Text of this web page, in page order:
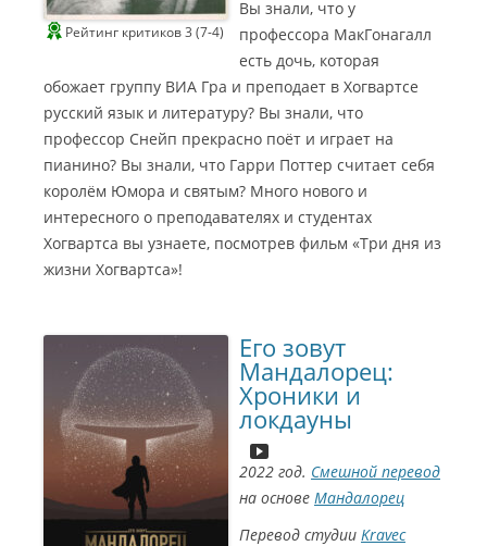
2
0
2
3
р
е
б
р
я
н
а
я
п
р
е
м
и
я
a
l
2
Рейтинг критиков 3 (7-4)
Вы знали, что у
профессора МакГонагалл
есть дочь, которая
обожает группу ВИА Гра и преподает в Хогвартсе
русский язык и литературу? Вы знали, что
профессор Снейп прекрасно поёт и играет на
пианино? Вы знали, что Гарри Поттер считает себя
королём Юмора и святым? Много нового и
интересного о преподавателях и студентах
Хогвартса вы узнаете, посмотрев фильм «Три дня из
жизни Хогвартса»!
Его зовут
Мандалорец:
Хроники и
локдауны
2022 год. Смешной перевод
на основе Мандалорец
Перевод студии Kravec